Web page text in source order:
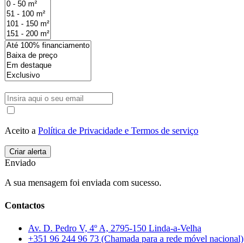
Aceito a Política de Privacidade e Termos de serviço
Enviado
A sua mensagem foi enviada com sucesso.
Contactos
Av. D. Pedro V, 4º A, 2795-150 Linda-a-Velha
+351 96 244 96 73 (Chamada para a rede móvel nacional)